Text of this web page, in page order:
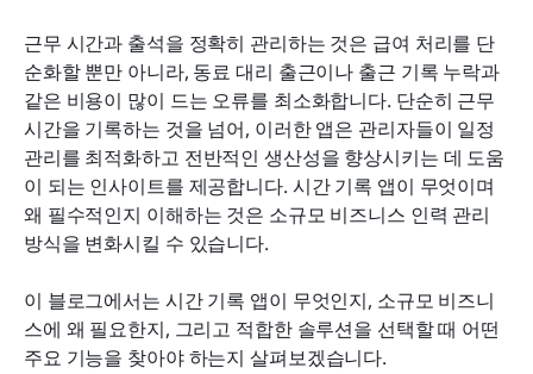
근무 시간과 출석을 정확히 관리하는 것은 급여 처리를 단
순화할 뿐만 아니라, 동료 대리 출근이나 출근 기록 누락과
같은 비용이 많이 드는 오류를 최소화합니다. 단순히 근무
시간을 기록하는 것을 넘어, 이러한 앱은 관리자들이 일정
관리를 최적화하고 전반적인 생산성을 향상시키는 데 도움
이 되는 인사이트를 제공합니다. 시간 기록 앱이 무엇이며
왜 필수적인지 이해하는 것은 소규모 비즈니스 인력 관리
방식을 변화시킬 수 있습니다.
이 블로그에서는 시간 기록 앱이 무엇인지, 소규모 비즈니
스에 왜 필요한지, 그리고 적합한 솔루션을 선택할 때 어떤
주요 기능을 찾아야 하는지 살펴보겠습니다.
관련 읽기